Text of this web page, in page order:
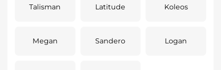
Talisman Latitude Koleos
Megan Sandero Logan